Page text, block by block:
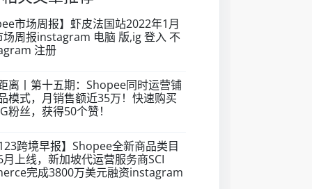
市场周报】虾皮法国站2022年1月
场周报instagram 电脑 版,ig 登入 不
注册
离丨第十五期：Shopee同时运营铺
模式，月销售额近35万！快速购买
粉丝，获得50个赞！
跨境早报】Shopee全新商品类目
上线，新加坡代运营服务商SCI
完成3800万美元融资instagram